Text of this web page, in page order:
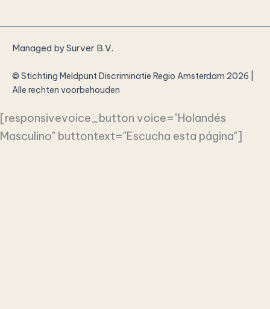
© Stichting Meldpunt Discriminatie Regio Amsterdam 2026 |
Alle rechten voorbehouden
Managed bySurver B.V.
[responsivevoice_button voice="Holandés
Masculino" buttontext="Escucha esta página"]